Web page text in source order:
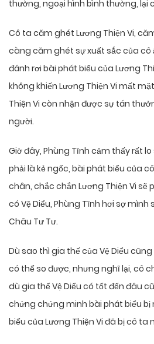
thường, ngoại hình bình thường, lại
Cô ta căm ghét Lương Thiện Vi,
càng căm ghét sự xuất sắc của cô
đánh rơi bài phát biểu của Lương
không khiến Lương Thiện Vi mất
Thiện Vi còn nhận được sự tán
người.
Giờ đây, Phùng Tĩnh cảm thấy rất lo
phải là kẻ ngốc, bài phát biểu của
chân, chắc chắn Lương Thiện Vi sẽ
có Vệ Diểu, Phùng Tĩnh hơi sợ mình
Châu Tư Tư.
Dù sao thì gia thế của Vệ Diểu
có thể so được, nhưng nghĩ lại, cô
dù gia thế Vệ Diểu có tốt đến đâu
chứng chứng minh bài phát biểu bị
biểu của Lương Thiện Vi đã bị cô ta